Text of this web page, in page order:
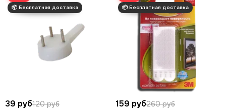
39 руб120 руб
159 руб260 руб